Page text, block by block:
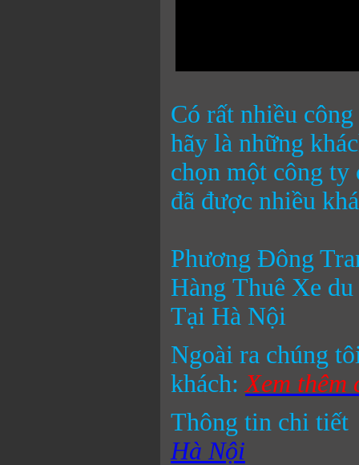
Có rất nhiều
hãy là những
chọn một công ty
đã được nhiều
Phương Đông
Hàng Thuê Xe
Tại Hà Nội
Ngoài ra chúng
khách:Xem thêm
Thông tin chi
Hà Nội